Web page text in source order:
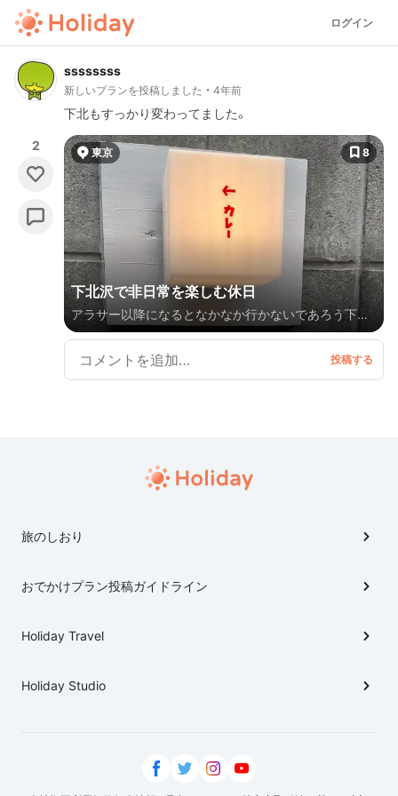
ログイン
ssssssss
新しいプランを投稿しました 4年前
下北もすっかり変わってました。
2 東京 8
下北沢で非日常を楽しむ休日
アラサー以降になるとなかなか行かないであろう下北
沢で非日常感を楽しむプラン。主に北口エリアです。
旅のしおり
おでかけプラン投稿ガイドライン
Holiday Travel
Holiday Studio